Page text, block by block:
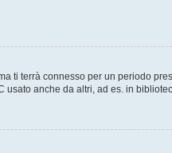
ti terrà connesso per un periodo
anche da altri, ad es. in